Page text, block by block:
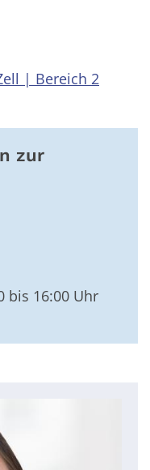
| Bereich 2
zur
bis 16:00 Uhr